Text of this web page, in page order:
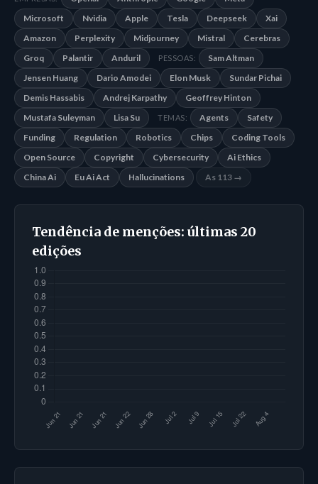
Microsoft
Nvidia Apple Tesla Deepseek
Xai
Amazon
Perplexity Midjourney Mistral
Cerebras
Groq
Palantir Anduril PESSOAS:
Sam Altman
Jensen Huang
Dario Amodei Elon Musk
Sundar Pichai
Demis Hassabis
Andrej Karpathy
Geoffrey Hinton
Mustafa Suleyman
Lisa Su TEMAS: Agents
Safety
Funding
Regulation Robotics Chips
Coding Tools
Open Source
Copyright Cybersecurity
Ai Ethics
China Ai
Eu Ai Act Hallucinations As 113 →
Tendência de menções: últimas 20
edições